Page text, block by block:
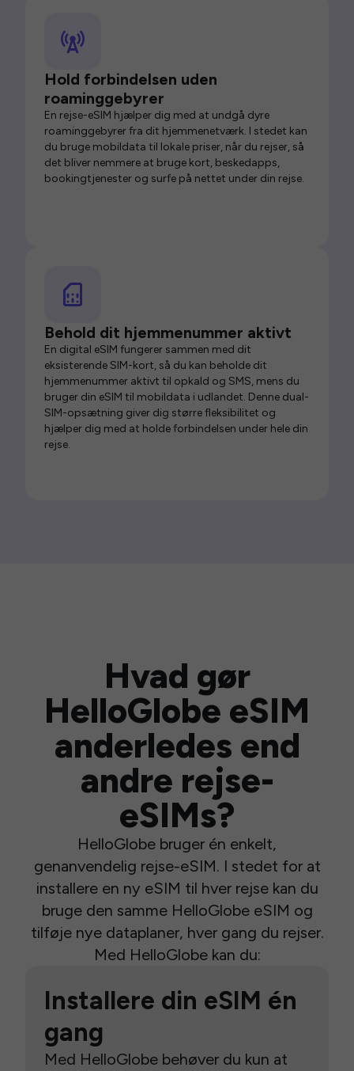
Hold forbindelsen uden
roaminggebyrer
En rejse-eSIM hjælper dig med at undgå dyre
roaminggebyrer fra dit hjemmenetværk. I stedet kan
du bruge mobildata til lokale priser, når du rejser, så
det bliver nemmere at bruge kort, beskedapps,
bookingtjenester og surfe på nettet under din rejse.
Behold dit hjemmenummer aktivt
En digital eSIM fungerer sammen med dit
eksisterende SIM-kort, så du kan beholde dit
hjemmenummer aktivt til opkald og SMS, mens du
bruger din eSIM til mobildata i udlandet. Denne dual-
SIM-opsætning giver dig større fleksibilitet og
hjælper dig med at holde forbindelsen under hele din
rejse.
Hvad gør
HelloGlobe eSIM
anderledes end
andre rejse-
eSIMs?
HelloGlobe bruger én enkelt,
genanvendelig rejse-eSIM. I stedet for at
installere en ny eSIM til hver rejse kan du
bruge den samme HelloGlobe eSIM og
tilføje nye dataplaner, hver gang du rejser.
Med HelloGlobe kan du:
Installere din eSIM én
gang
Med HelloGlobe behøver du kun at